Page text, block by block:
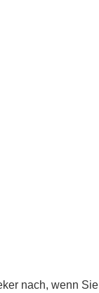
nach, wenn Sie